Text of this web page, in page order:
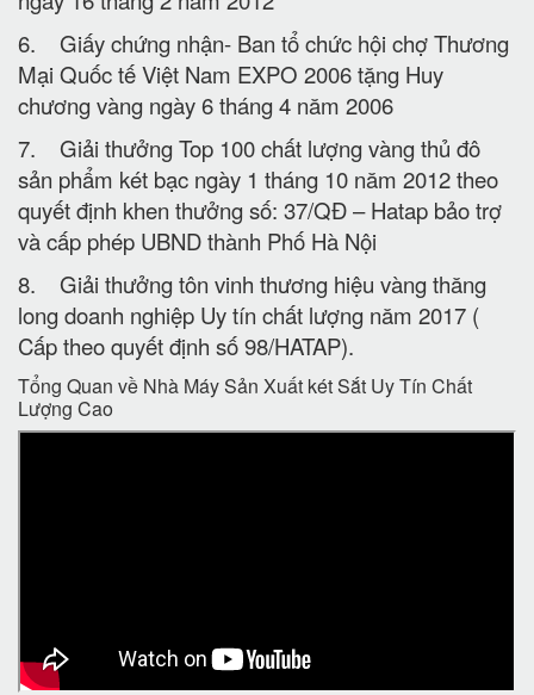
6. Giấy chứng nhận- Ban tổ chức hội chợ Thương
Mại Quốc tế Việt Nam EXPO 2006 tặng Huy
chương vàng ngày 6 tháng 4 năm 2006
7. Giải thưởng Top 100 chất lượng vàng thủ đô
sản phẩm két bạc ngày 1 tháng 10 năm 2012 theo
quyết định khen thưởng số: 37/QĐ – Hatap bảo trợ
và cấp phép UBND thành Phố Hà Nội
8. Giải thưởng tôn vinh thương hiệu vàng thăng
long doanh nghiệp Uy tín chất lượng năm 2017 (
Cấp theo quyết định số 98/HATAP).
Tổng Quan về Nhà Máy Sản Xuất két Sắt Uy Tín Chất
Lượng Cao